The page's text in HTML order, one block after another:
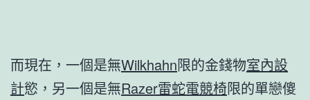
而現在，一個是無Wilkhahn限的金錢物室內設
計慾，另一個是無Razer雷蛇電競椅限的單戀傻